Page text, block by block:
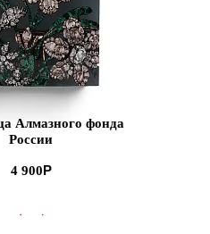
Алмазного фонда
России
4 900
КОРЗИНУ